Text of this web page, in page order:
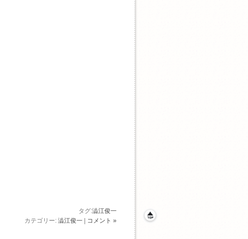
タグ:澁江俊一
カテゴリー: 澁江俊一 コメント »